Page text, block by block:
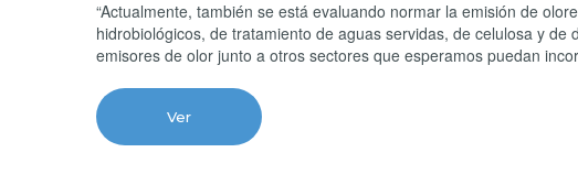
“Actualmente, también se está evaluando normar la emisión de
hidrobiológicos, de tratamiento de aguas servidas, de celulosa y
emisores de olor junto a otros sectores que esperamos puedan
Ver